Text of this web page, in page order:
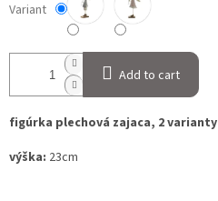
Variant
Add to cart
figúrka plechová zajaca, 2 varianty
výška: 23cm